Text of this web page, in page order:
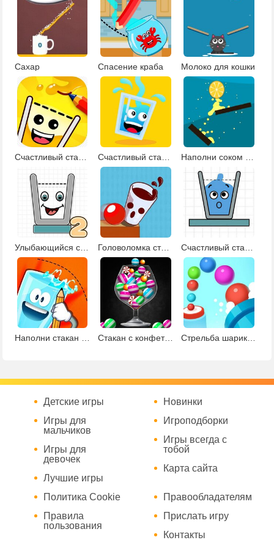
Сахар Спасение краба Молоко для кошки
Улыбающийся стакан 2 Головоломка стакан
Стакан с конфетами Стрельба шариками из пушки
Детские игры
Игры для
мальчиков
Игры для
девочек
Лучшие игры
Новинки
Игроподборки
Игры всегда с
тобой
Карта сайта
Политика Cookie
Правила
пользования
Правообладателям
Прислать игру
Контакты